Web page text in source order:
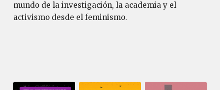
mundo de la investigación, la academia y el
activismo desde el feminismo.